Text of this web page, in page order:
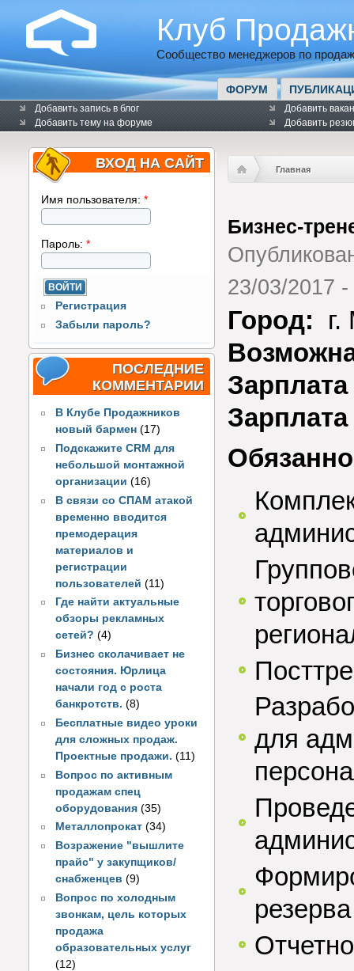
Клуб
Сообщество менеджеров по
ФОРУМ
Добавить запись в блог
Добавить тему на форуме
Добавить
Добавить
ВХОД НА САЙТ
Имя пользователя: *
Пароль: *
Регистрация
Забыли пароль?
ПОСЛЕДНИЕ
КОММЕНТАРИИ
В Клубе Продажников
новый бармен (17)
Подскажите CRM для
небольшой монтажной
организации (16)
В связи со СПАМ атакой
временно вводится
премодерация
материалов и
регистрации
пользователей(11)
Где найти актуальные
обзоры рекламных
сетей? (4)
Бизнес сколачивает не
состояния. Юрлица
начали год с роста
банкротств. (8)
Бесплатные видео уроки
для сложных продаж.
Проектные продажи. (11)
Вопрос по активным
продажам спец
оборудования (35)
Металлопрокат (34)
Возражение "вышлите
прайс" у закупщиков/
снабженцев (9)
Вопрос по холодным
звонкам, цель которых
продажа
образовательных услуг
(12)
Главная
Бизнес-
23/03/2017
Город:
для